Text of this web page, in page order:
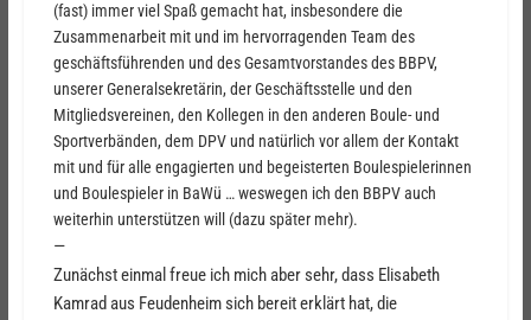
(fast) immer viel Spaß gemacht hat, insbesondere die
Zusammenarbeit mit und im hervorragenden Team des
geschäftsführenden und des Gesamtvorstandes des BBPV,
unserer Generalsekretärin, der Geschäftsstelle und den
Mitgliedsvereinen, den Kollegen in den anderen Boule- und
Sportverbänden, dem DPV und natürlich vor allem der Kontakt
mit und für alle engagierten und begeisterten Boulespielerinnen
und Boulespieler in BaWü … weswegen ich den BBPV auch
weiterhin unterstützen will (dazu später mehr).
—
Zunächst einmal freue ich mich aber sehr, dass Elisabeth
Kamrad aus Feudenheim sich bereit erklärt hat, die